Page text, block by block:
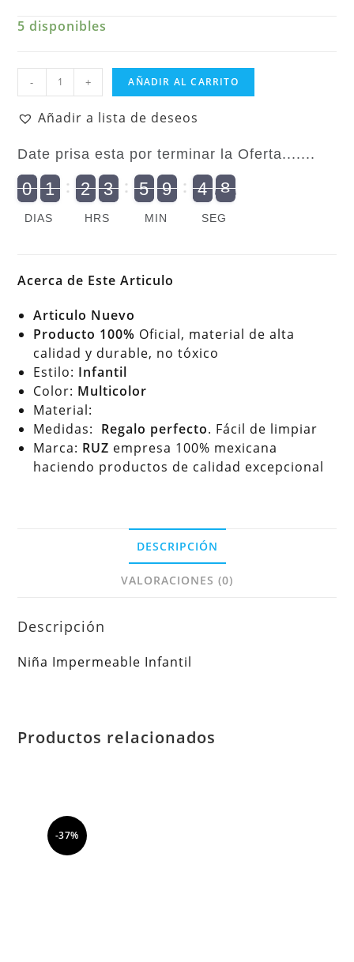
5 disponibles
cantidad
- + AÑADIR AL CARRITO
Añadir a lista de deseos
Date prisa esta por terminar la Oferta.......
9
9
0
0 2
1
1 0
2
2 0
3
3 0
5
5 0
9
9 5
4
4 8
8
7
DIAS HRS MIN SEG
Acerca de Este Articulo
Articulo Nuevo
Producto 100% Oficial, material de alta
calidad y durable, no tóxico
Estilo: Infantil
Color: Multicolor
Material:
Medidas: Regalo perfecto. Fácil de limpiar
Marca: RUZ empresa 100% mexicana
haciendo productos de calidad excepcional
DESCRIPCIÓN
VALORACIONES (0)
Descripción
Niña Impermeable Infantil
Productos relacionados
-37%